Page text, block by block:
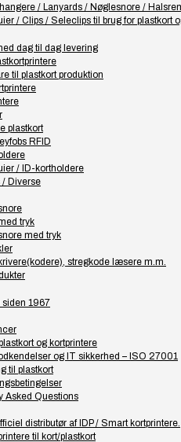
/ Lanyards / Nøglesnore /
/ Clips / Seleclips til brug for plastkort
dag til dag levering
til plastkort produktion
plastkort
RFID
/ ID-kortholdere
/ Diverse
tryk
med tryk
stregkode læsere m.m.
1967
og kortprintere
og IT sikkerhed – ISO 27001
til plastkort
Asked Questions
distributør af IDP / Smart kortprintere.
til kort/plastkort